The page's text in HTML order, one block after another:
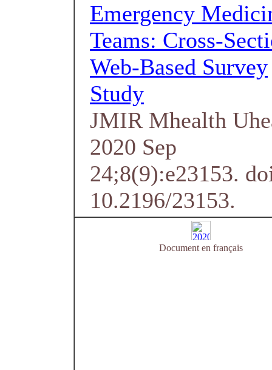
Emergency
Teams: Cross-
Web-Based Survey
Study
JMIR Mhealth
2020 Sep
24;8(9):e23153.
10.2196/23153.
Document en français